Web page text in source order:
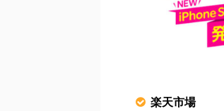
楽天市場